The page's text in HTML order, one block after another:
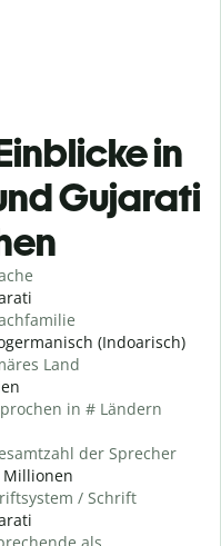
in
Gujarati
(Indoarisch)
Land
in # Ländern
der Sprecher
Millionen
/ Schrift